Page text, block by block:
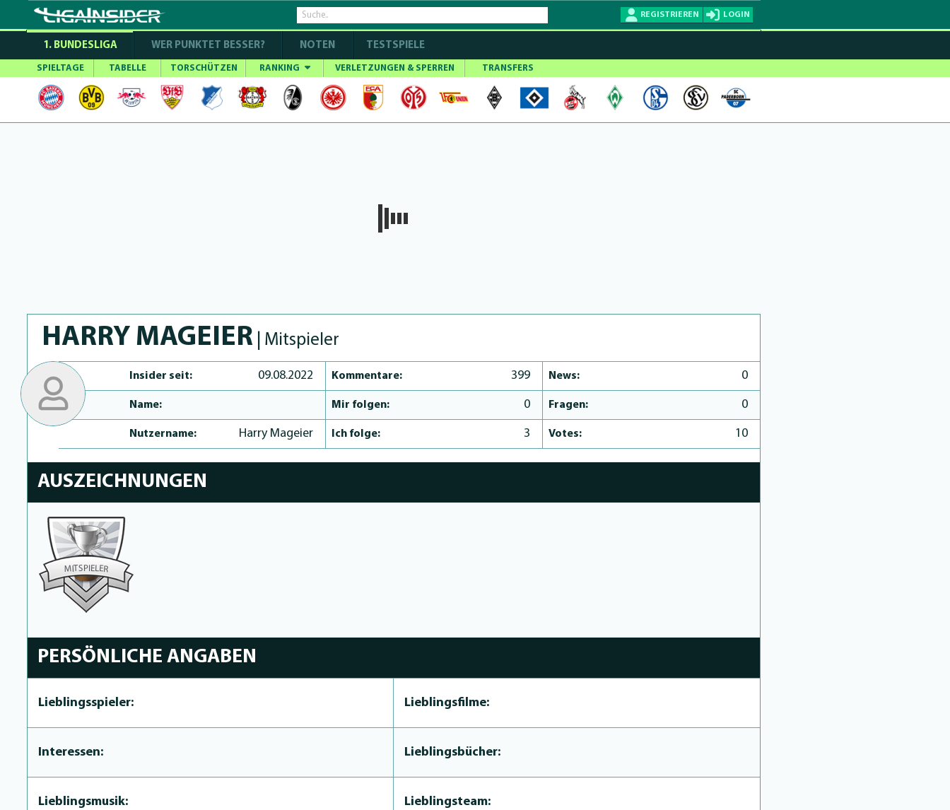
REGISTRIEREN LOGIN
1. BUNDESLIGA WER PUNKTET BESSER? NOTEN TESTSPIELE
SPIELTAGE TABELLE TORSCHÜTZEN RANKING VERLETZUNGEN & SPERREN TRANSFERS
HARRY MAGEIER | Mitspieler
Insider seit: 09.08.2022 Kommentare: 399 News: 0
Name: Mir folgen: 0 Fragen: 0
Nutzername: Harry Mageier Ich folge: 3 Votes: 10
AUSZEICHNUNGEN
MIT SPIELER
PERSÖNLICHE ANGABEN
Lieblingsspieler: Lieblingsfilme:
Interessen: Lieblingsbücher:
Lieblingsmusik: Lieblingsteam: